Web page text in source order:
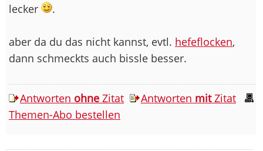
lecker
.
aber da du das nicht kannst, evtl. hefeflocken,
dann schmeckts auch bissle besser.
Antworten ohne Zitat Antworten mitZitat
Themen-Abo bestellen